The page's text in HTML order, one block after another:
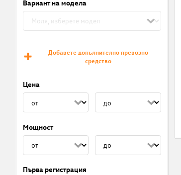
Вариант на модела
Добавете допълнително превозно
средство
Цена
Мощност
Първа регистрация